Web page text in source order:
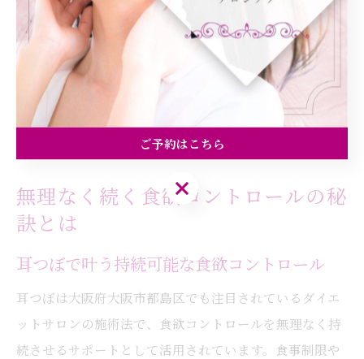
失敗しがちな「リバウンド」や「続かないダイエット」
に悩む方も、耳つぼ体質改善なら長期的な健康維持が目
指せます。都島区で自分らしい健康管理を始めたい方に
は特におすすめです。
無理なく続く食欲コントロールの秘
訣とは
耳つぼで叶う持続可能な食欲コントロール
耳つぼは大阪府大阪市都島区でも注目されているダイエ
ットサロンの施術法で、食欲コントロールを無理なく持
続させるサポートとして活用されています。食事制限や
ご予約はこちら
ご予約はこちら